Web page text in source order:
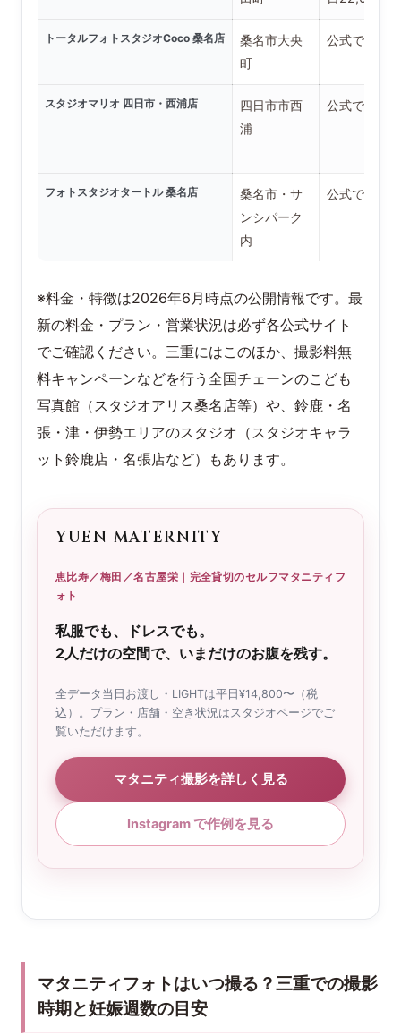
トータルフォトスタジオCoco 桑名店
桑名市大央
町
公式で要確認
スタジオマリオ 四日市・西浦店
四日市市西
浦
公式で要確認
フォトスタジオタートル 桑名店
桑名市・サ
ンシパーク
内
公式で要確認
※料金・特徴は2026年6月時点の公開情報です。最
新の料金・プラン・営業状況は必ず各公式サイト
でご確認ください。三重にはこのほか、撮影料無
料キャンペーンなどを行う全国チェーンのこども
写真館（スタジオアリス桑名店等）や、鈴鹿・名
張・津・伊勢エリアのスタジオ（スタジオキャラ
ット鈴鹿店・名張店など）もあります。
YUEN MATERNITY
恵比寿／梅田／名古屋栄｜完全貸切のセルフマタニティフ
ォト
私服でも、ドレスでも。
2人だけの空間で、いまだけのお腹を残す。
全データ当日お渡し・LIGHTは平日¥14,800〜（税
込）。プラン・店舗・空き状況はスタジオページでご
覧いただけます。
マタニティ撮影を詳しく見る
Instagram で作例を見る
マタニティフォトはいつ撮る？三重での撮影
時期と妊娠週数の目安